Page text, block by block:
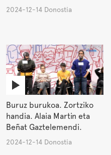
2024-12-14 Donostia
Buruz burukoa. Zortziko
handia. Alaia Martin eta
Beñat Gaztelemendi.
2024-12-14 Donostia